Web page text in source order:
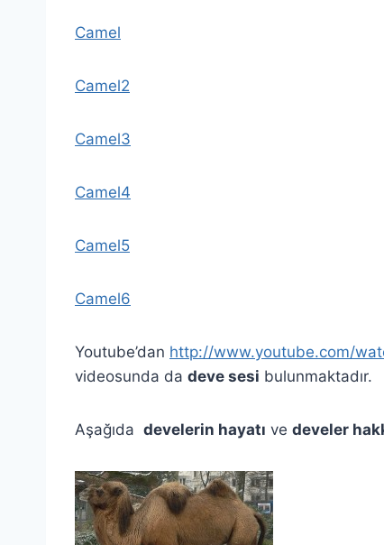
Camel
Camel2
Camel3
Camel4
Camel5
Camel6
Youtube’dan http://www.youtube.com/
videosunda da deve sesi bulunmaktadır.
Aşağıda develerin hayatı ve develer